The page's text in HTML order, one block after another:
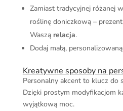
Zamiast tradycyjnej różanej
roślinę doniczkową –
Waszą relacja.
Dodaj małą,
Kreatywne sposoby na
Personalny akcent to klucz do
Dzięki prostym modyfikacjom
wyjątkową moc.